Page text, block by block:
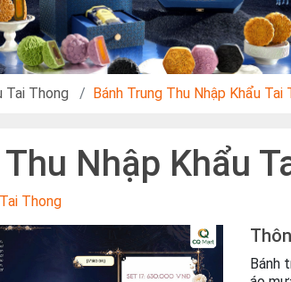
Tai Thong Bánh Trung Thu Nhập Khẩu
Nhập Khẩu
Thong
Bánh